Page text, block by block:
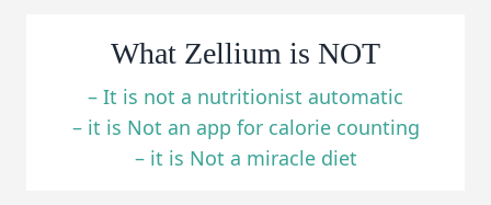
What Zellium is NOT
– It is not a nutritionist automatic
– it is Not an app for calorie counting
– it is Not a miracle diet